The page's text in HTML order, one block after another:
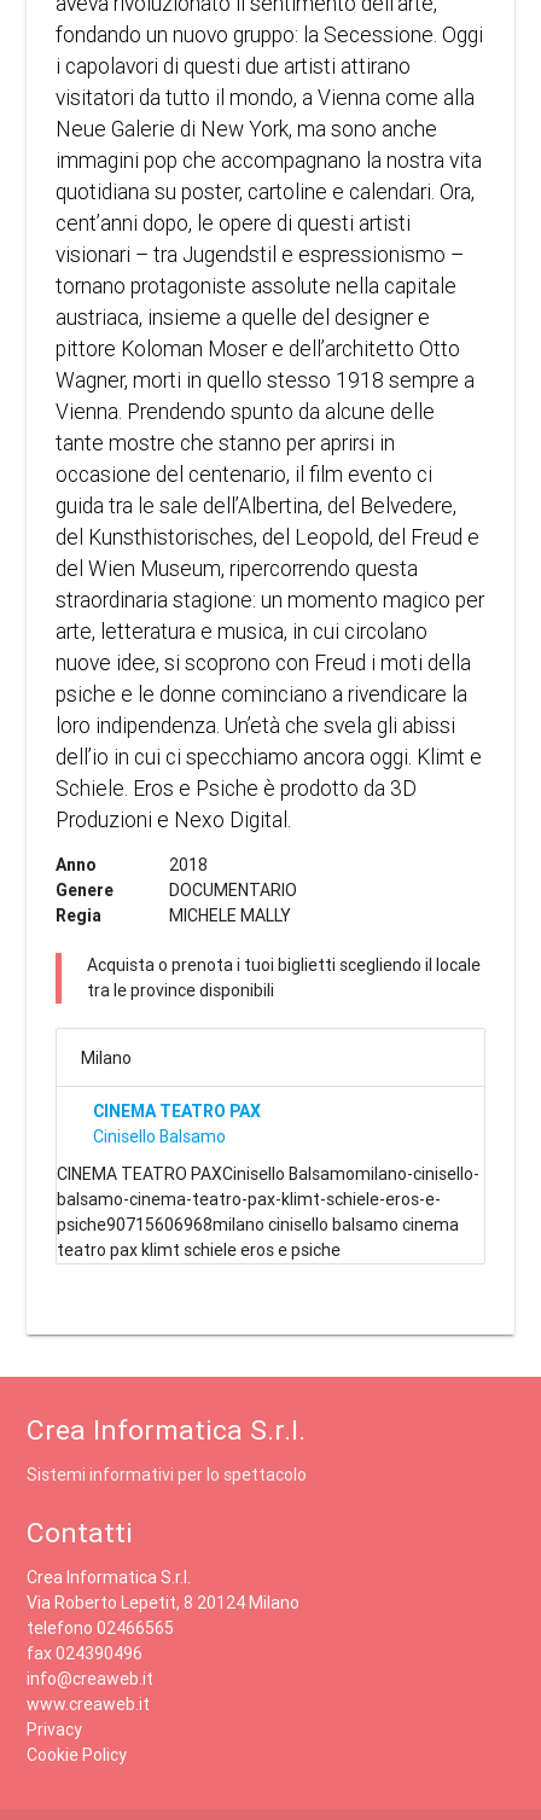
fondando un nuovo gruppo: la Secessione. Oggi
i capolavori di questi due artisti attirano
visitatori da tutto il mondo, a Vienna come alla
Neue Galerie di New York, ma sono anche
immagini pop che accompagnano la nostra vita
quotidiana su poster, cartoline e calendari. Ora,
cent’anni dopo, le opere di questi artisti
visionari – tra Jugendstil e espressionismo –
tornano protagoniste assolute nella capitale
austriaca, insieme a quelle del designer e
pittore Koloman Moser e dell’architetto Otto
Wagner, morti in quello stesso 1918 sempre a
Vienna. Prendendo spunto da alcune delle
tante mostre che stanno per aprirsi in
occasione del centenario, il film evento ci
guida tra le sale dell’Albertina, del Belvedere,
del Kunsthistorisches, del Leopold, del Freud e
del Wien Museum, ripercorrendo questa
straordinaria stagione: un momento magico per
arte, letteratura e musica, in cui circolano
nuove idee, si scoprono con Freud i moti della
psiche e le donne cominciano a rivendicare la
loro indipendenza. Un’età che svela gli abissi
dell’io in cui ci specchiamo ancora oggi. Klimt e
Schiele. Eros e Psiche è prodotto da 3D
Produzioni e Nexo Digital.
Anno
2018
Genere
DOCUMENTARIO
Regia
MICHELE MALLY
Acquista o prenota i tuoi biglietti scegliendo il locale
tra le province disponibili
Milano
CINEMA TEATRO PAX
Cinisello Balsamo
CINEMA TEATRO PAXCinisello Balsamomilano-cinisello-
balsamo-cinema-teatro-pax-klimt-schiele-eros-e-
psiche90715606968milano cinisello balsamo cinema
teatro pax klimt schiele eros e psiche
Crea Informatica S.r.l.
Sistemi informativi per lo spettacolo
Contatti
Crea Informatica S.r.l.
Via Roberto Lepetit, 8 20124 Milano
telefono 02466565
fax 024390496
info@creaweb.it
www.creaweb.it
Privacy
Cookie Policy